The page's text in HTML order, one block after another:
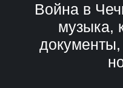
Война в
музыка,
документы,